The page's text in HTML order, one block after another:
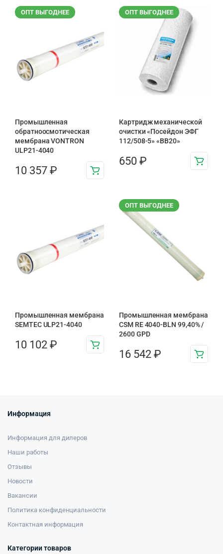
ОПТ ВЫГОДНЕЕ
Промышленная
обратноосмотическая
мембрана VONTRON
ULP21-4040
10 357 ₽
ОПТ ВЫГОДНЕЕ
Картридж механической
очистки «Посейдон ЭФГ
112/508-5» «ВВ20»
650 ₽
Промышленная мембрана
SEMTEC ULP21-4040
10 102 ₽
ОПТ ВЫГОДНЕЕ
Промышленная мембрана
CSM RE 4040-BLN 99,40% /
2600 GPD
16 542 ₽
Информация
Информация для дилеров
Наши работы
Отзывы
Новости
Вакансии
Политика конфиденциальности
Контактная информация
Категории товаров